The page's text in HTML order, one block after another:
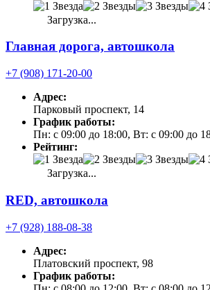
Загрузка...
Главная дорога, автошкола
+7 (908) 171-20-00
Адрес:
Парковый проспект, 14
График работы:
Пн: с 09:00 до 18:00, Вт: с 09:00 до
Рейтинг:
Загрузка...
RED, автошкола
+7 (928) 188-08-38
Адрес:
Платовский проспект, 98
График работы: